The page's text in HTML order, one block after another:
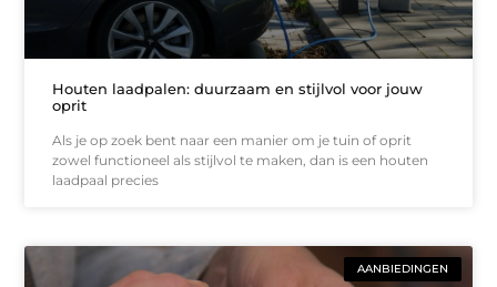
Houten laadpalen: duurzaam en stijlvol voor jouw
oprit
Als je op zoek bent naar een manier om je tuin of oprit
zowel functioneel als stijlvol te maken, dan is een houten
laadpaal precies
AANBIEDINGEN